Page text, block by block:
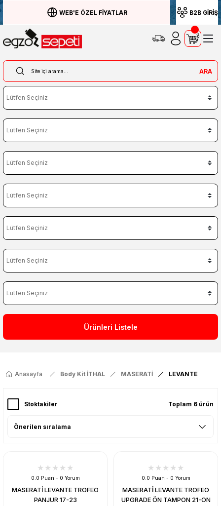
WEB'E ÖZEL FİYATLAR B2B GİRİŞ
ARA
Ürünleri Listele
Anasayfa Body Kit İTHAL MASERATİ LEVANTE
Stoktakiler Toplam 6 ürün
0.0 Puan - 0 Yorum
MASERATİ LEVANTE TROFEO
PANJUR 17-23
0.0 Puan - 0 Yorum
MASERATİ LEVANTE TROFEO
UPGRADE ÖN TAMPON 21-ON